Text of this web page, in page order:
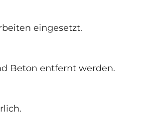
eingesetzt.
Beton entfernt werden.